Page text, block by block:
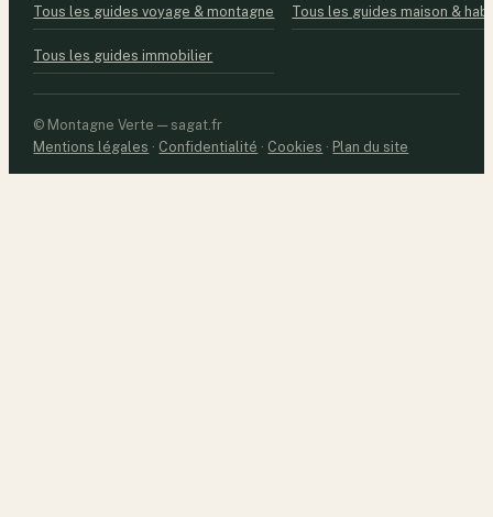
Tous les guides voyage & montagne Tous les guides maison &
Tous les guides immobilier
© Montagne Verte — sagat.fr
Mentions légales · Confidentialité · Cookies · Plan du site